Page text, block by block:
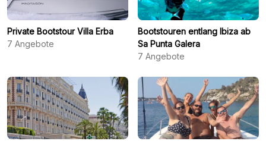
Private Bootstour Villa Erba
7 Angebote
Bootstouren entlang Ibiza ab
Sa Punta Galera
7 Angebote